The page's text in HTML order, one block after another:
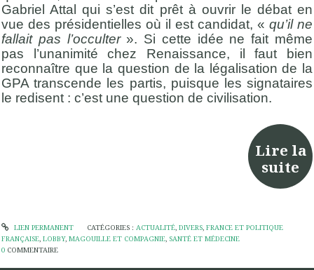
Gabriel Attal qui s’est dit prêt à ouvrir le débat en
vue des présidentielles où il est candidat, « qu’il ne
fallait pas l’occulter». Si cette idée ne fait même
pas l’unanimité chez Renaissance, il faut bien
reconnaître que la question de la légalisation de la
GPA transcende les partis, puisque les signataires
le redisent : c’est une question de civilisation.
Lire la
suite
LIEN PERMANENT CATÉGORIES : ACTUALITÉ, DIVERS, FRANCE ET POLITIQUE
FRANÇAISE, LOBBY, MAGOUILLE ET COMPAGNIE, SANTÉ ET MÉDECINE
0 COMMENTAIRE